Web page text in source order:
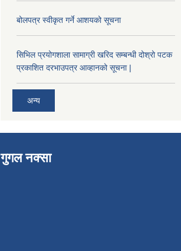
बोलपत्र स्वीकृत गर्ने आशयको सूचना
सिभिल प्रयोगशाला सामाग्री खरिद सम्बन्धी दोश्रो पटक
प्रकाशित दरभाउपत्र आव्हानको सूचना |
अन्य
गुगल नक्सा